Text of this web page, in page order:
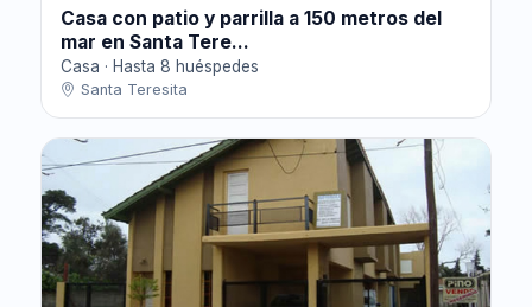
Casa con patio y parrilla a 150 metros del
mar en Santa Tere...
Casa · Hasta 8 huéspedes
Santa Teresita